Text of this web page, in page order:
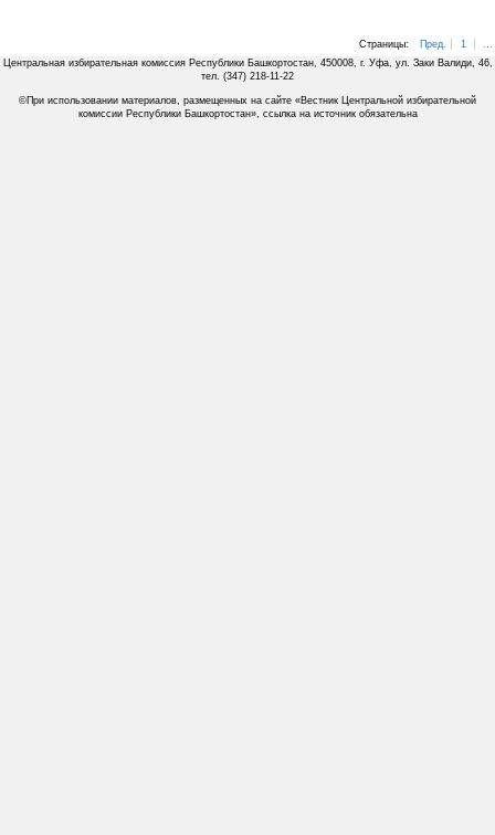
Страницы: Пред. 1
...
Центральная избирательная комиссия Республики Башкортостан, 450008, г. Уфа, ул. Заки Валиди, 46,
тел. (347) 218-11-22
©При использовании материалов, размещенных на сайте «Вестник Центральной избирательной
комиссии Республики Башкортостан», ссылка на источник обязательна